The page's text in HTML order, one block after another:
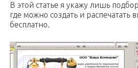
В этой статье я укажу лишь
где можно создать и распечатать
бесплатно.